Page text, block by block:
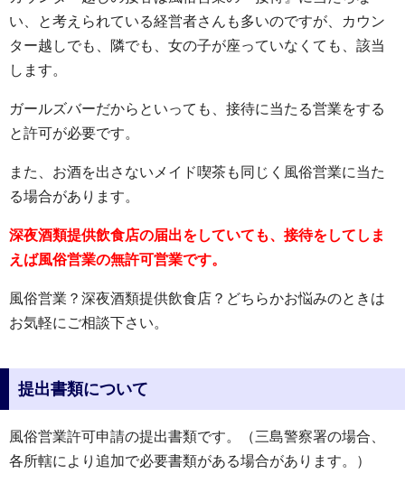
い、と考えられている経営者さんも多いのですが、カウン
ター越しでも、隣でも、女の子が座っていなくても、該当
します。
ガールズバーだからといっても、接待に当たる営業をする
と許可が必要です。
また、お酒を出さないメイド喫茶も同じく風俗営業に当た
る場合があります。
深夜酒類提供飲食店の届出をしていても、接待をしてしま
えば風俗営業の無許可営業です。
風俗営業？深夜酒類提供飲食店？どちらかお悩みのときは
お気軽にご相談下さい。
提出書類について
風俗営業許可申請の提出書類です。（三島警察署の場合、
各所轄により追加で必要書類がある場合があります。）